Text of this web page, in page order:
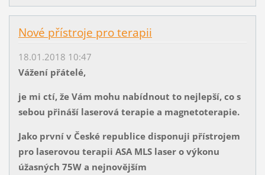
Nové přístroje pro terapii
18.01.2018 10:47
Vážení přátelé,
je mi ctí, že Vám mohu nabídnout to nejlepší, co s
sebou přináší laserová terapie a magnetoterapie.
Jako první v České republice disponuji přístrojem
pro laserovou terapii ASA MLS laser o výkonu
úžasných 75W a nejnovějším